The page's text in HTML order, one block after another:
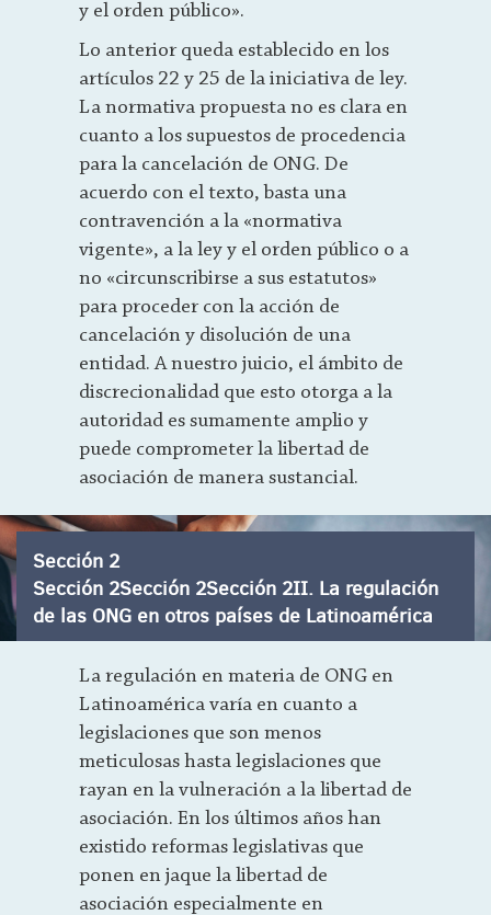
y el orden público».
Lo anterior queda establecido en los
artículos 22 y 25 de la iniciativa de ley.
La normativa propuesta no es clara en
cuanto a los supuestos de procedencia
para la cancelación de ONG. De
acuerdo con el texto, basta una
contravención a la «normativa
vigente», a la ley y el orden público o a
no «circunscribirse a sus estatutos»
para proceder con la acción de
cancelación y disolución de una
entidad. A nuestro juicio, el ámbito de
discrecionalidad que esto otorga a la
autoridad es sumamente amplio y
puede comprometer la libertad de
asociación de manera sustancial.
Sección 2
Sección 2Sección 2Sección 2II. La regulación
de las ONG en otros países de Latinoamérica
La regulación en materia de ONG en
Latinoamérica varía en cuanto a
legislaciones que son menos
meticulosas hasta legislaciones que
rayan en la vulneración a la libertad de
asociación. En los últimos años han
existido reformas legislativas que
ponen en jaque la libertad de
asociación especialmente en